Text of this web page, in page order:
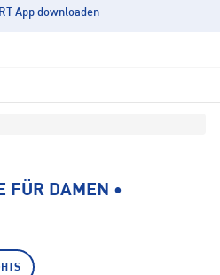
App downloaden
FÜR DAMEN •